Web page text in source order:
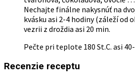
Nechajte finálne nakysnúť na
kvásku asi 2-4 hodiny (záleží
vezrii z droždia asi 20 min.
Pečte pri teplote 180 St.C. asi
Recenzie receptu